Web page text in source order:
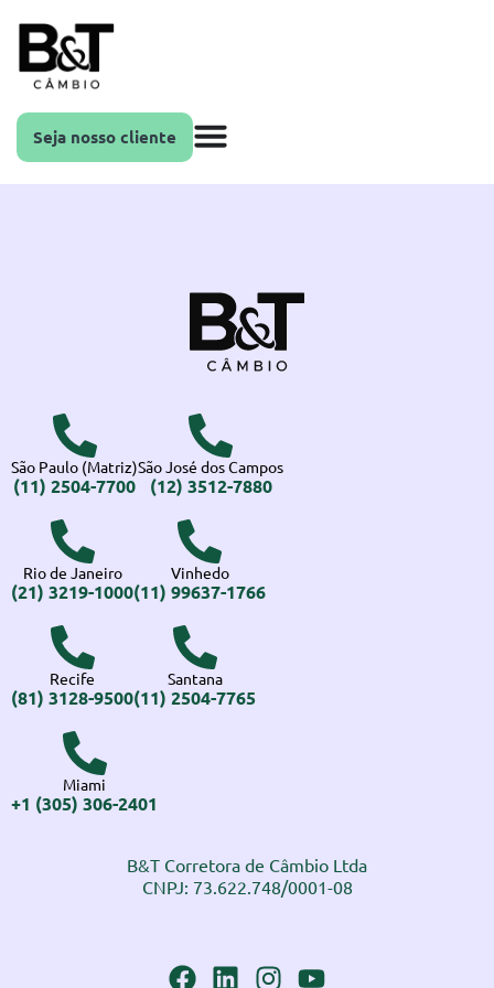
Seja nosso cliente
São Paulo (Matriz)
(11) 2504-7700
São José dos Campos
(12) 3512-7880
Rio de Janeiro
(21) 3219-1000
Vinhedo
(11) 99637-1766
Recife
(81) 3128-9500
Santana
(11) 2504-7765
Miami
+1 (305) 306-2401
B&T Corretora de Câmbio Ltda
CNPJ: 73.622.748/0001-08